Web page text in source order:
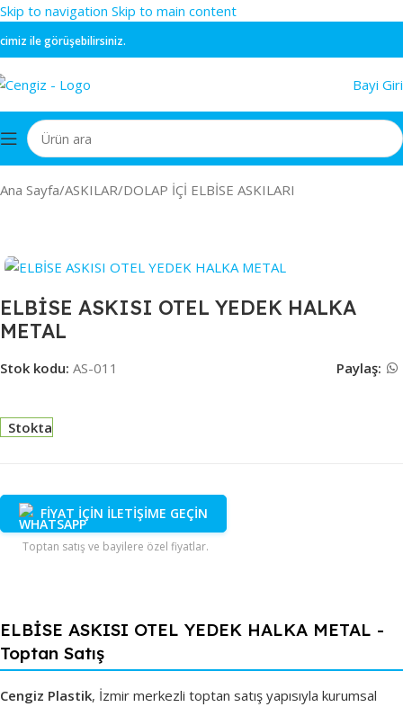
Skip to navigation Skip to main content
ile görüşebilirsiniz.
Bayi
Ana Sayfa/ASKILAR/DOLAP İÇİ ELBİSE ASKILARI
ELBİSE ASKISI OTEL YEDEK HALKA
METAL
Stok kodu: AS-011 Paylaş:
Stokta
FİYAT İÇİN İLETİŞİME GEÇİN
Toptan satış ve bayilere özel fiyatlar.
ELBİSE ASKISI OTEL YEDEK HALKA METAL -
Toptan Satış
Cengiz Plastik, İzmir merkezli toptan satış yapısıyla kurumsal